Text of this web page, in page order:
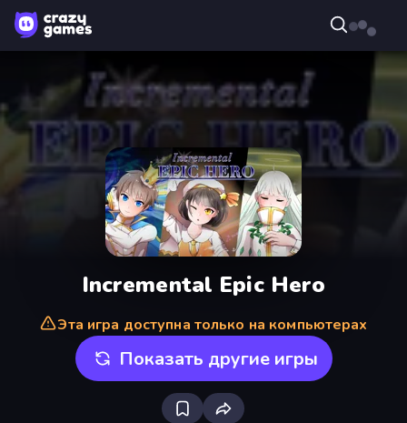
Incremental Epic Hero
Эта игра доступна только на компьютерах
Показать другие игры